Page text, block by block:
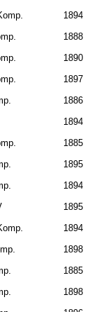
1894
1888
1890
1897
1886
1894
1885
1895
1894
1895
1894
1898
1885
1898